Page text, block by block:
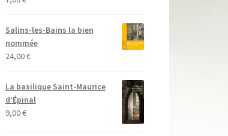
Salins-les-Bains la bien
nommée
24,00€
La basilique Saint-Maurice
d’Épinal
9,00€